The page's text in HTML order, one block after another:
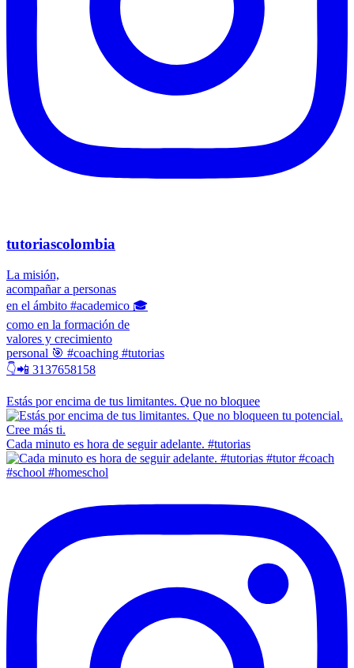
tutoriascolombia
La misión,
acompañar a personas
en el ámbito #academico 🎓
como en la formación de
valores y crecimiento
personal 🎯 #coaching #tutorias
👇📲 3137658158
Estás por encima de tus limitantes. Que no bloquee
Cada minuto es hora de seguir adelante. #tutorias